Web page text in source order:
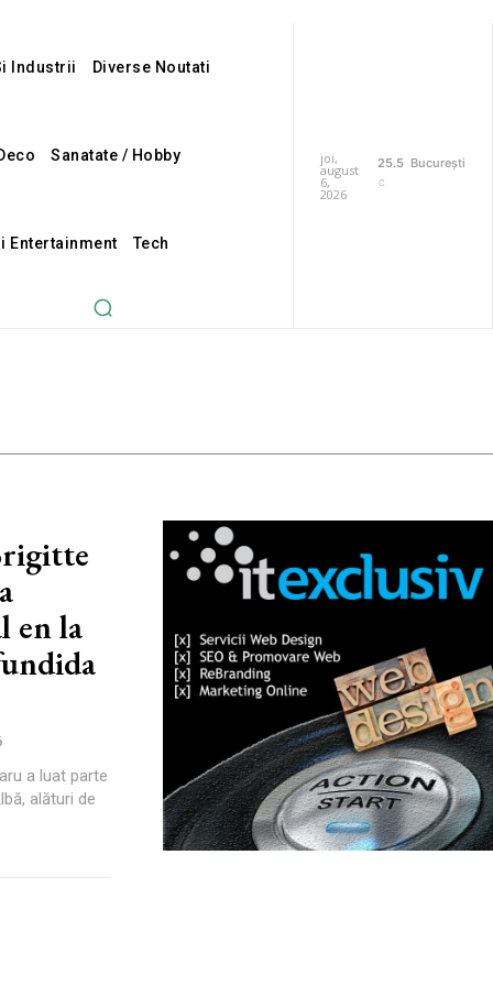
Industrii Diverse Noutati
Sanatate / Hobby
Entertainment Tech
joi,
august
6,
2026
25.5
C
București
en la
a luat parte
alături de